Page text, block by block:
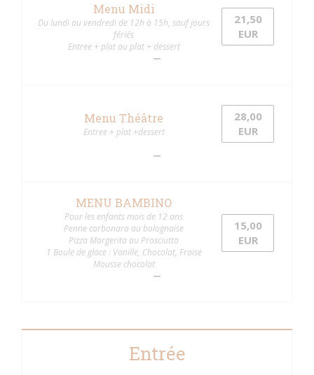
Menu Midi
Du lundi au vendredi de 12h à 15h, sauf jours
fériés
Entree + plat ou plat + dessert
21,50
EUR
Menu Théâtre
Entree + plat +dessert
28,00
EUR
MENU BAMBINO
Pour les enfants mois de 12 ans
Penne carbonara au bolognaise
Pizza Margerita au Prosciutto
1 Boule de glace : Vanille, Chocolat, Fraise
Mousse chocolat
15,00
EUR
Entrée